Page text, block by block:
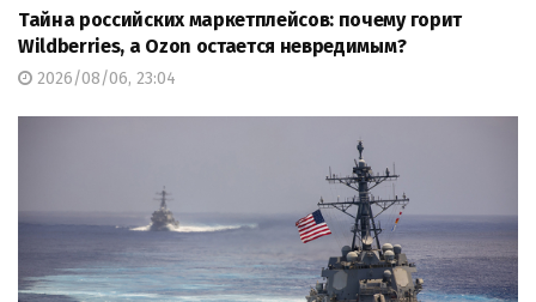
Тайна российских маркетплейсов: почему горит
Wildberries, а Ozon остается невредимым?
2026/08/06, 23:04